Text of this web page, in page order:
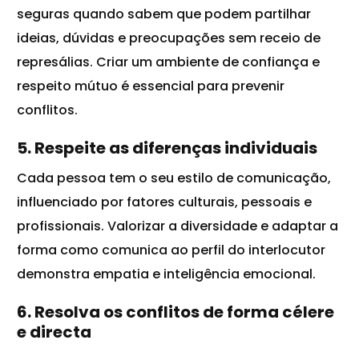
seguras quando sabem que podem partilhar
ideias, dúvidas e preocupações sem receio de
represálias. Criar um ambiente de confiança e
respeito mútuo é essencial para prevenir
conflitos.
5. Respeite as diferenças individuais
Cada pessoa tem o seu estilo de comunicação,
influenciado por fatores culturais, pessoais e
profissionais. Valorizar a diversidade e adaptar a
forma como comunica ao perfil do interlocutor
demonstra empatia e inteligência emocional.
6. Resolva os conflitos de forma célere
e directa